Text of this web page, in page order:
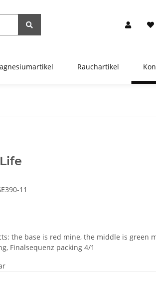
Rauchartikel
11
the base is red mine, the middle is green
Finalsequenz packing 4/1